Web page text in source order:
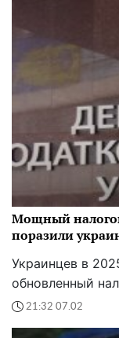
Мощный
поразили
Украинцев в
обновленный
21:32 07.02